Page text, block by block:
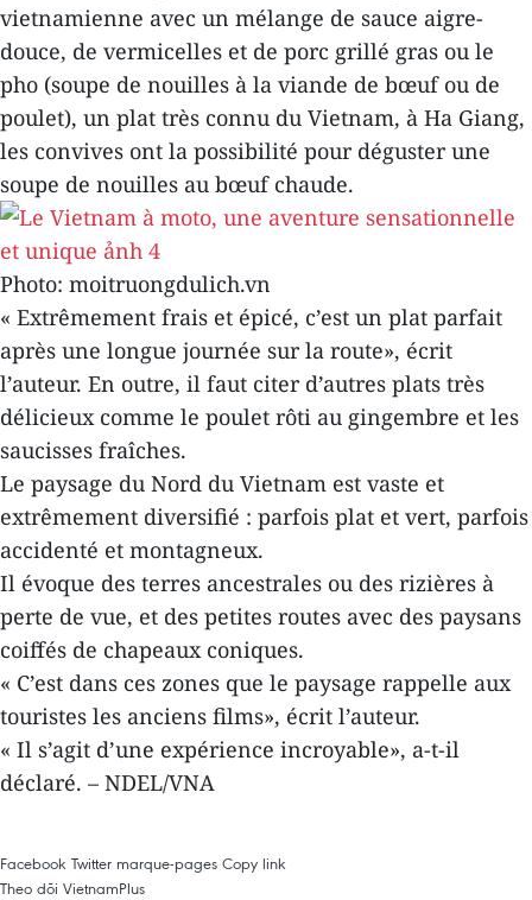
vietnamienne avec un mélange de sauce aigre-
douce, de vermicelles et de porc grillé gras ou le
pho (soupe de nouilles à la viande de bœuf ou de
poulet), un plat très connu du Vietnam, à Ha Giang,
les convives ont la possibilité pour déguster une
soupe de nouilles au bœuf chaude.
Photo: moitruongdulich.vn
« Extrêmement frais et épicé, c’est un plat parfait
après une longue journée sur la route», écrit
l’auteur. En outre, il faut citer d’autres plats très
délicieux comme le poulet rôti au gingembre et les
saucisses fraîches.
Le paysage du Nord du Vietnam est vaste et
extrêmement diversifié : parfois plat et vert, parfois
accidenté et montagneux.
Il évoque des terres ancestrales ou des rizières à
perte de vue, et des petites routes avec des paysans
coiffés de chapeaux coniques.
« C’est dans ces zones que le paysage rappelle aux
touristes les anciens films», écrit l’auteur.
« Il s’agit d’une expérience incroyable», a-t-il
déclaré. – NDEL/VNA
Facebook Twitter marque-pages Copy link
Theo dõi VietnamPlus